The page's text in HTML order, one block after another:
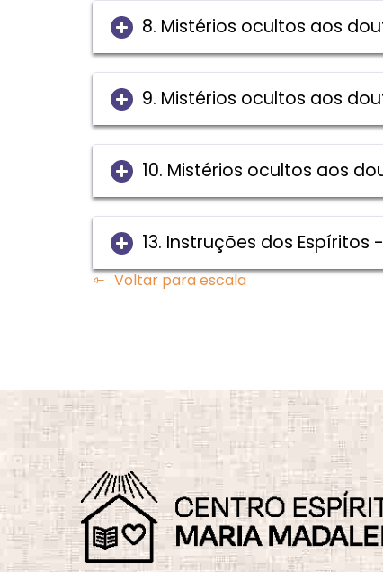
8. Mistérios ocultos aos
9. Mistérios ocultos aos
10. Mistérios ocultos aos
13. Instruções dos
Voltar para escala